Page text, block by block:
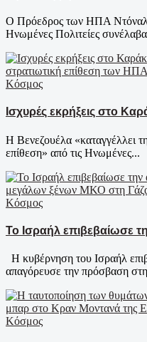
Ο Πρόεδρος των ΗΠΑ
Ηνωμένες Πολιτείες
Κόσμος
Ισχυρές εκρήξεις στο
Η Βενεζουέλα «καταγγέλλει
επίθεση» από τις Ηνωμένες...
Κόσμος
Το Ισραήλ επιβεβαίωσε
Η κυβέρνηση του Ισραήλ
απαγόρευσε την πρόσβαση
Κόσμος